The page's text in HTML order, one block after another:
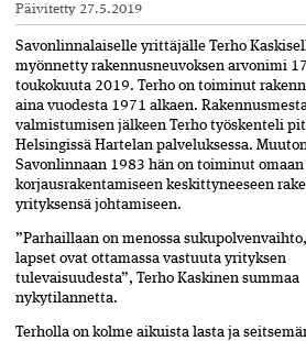
Päivitetty 27.5.2019
Savonlinnalaiselle yrittäjälle Terho
myönnetty rakennusneuvoksen arvonimi
toukokuuta 2019. Terho on toiminut
aina vuodesta 1971 alkaen.
valmistumisen jälkeen Terho työskenteli
Helsingissä Hartelan palveluksessa.
Savonlinnaan 1983 hän on toiminut omaan
korjausrakentamiseen keskittyneeseen
yrityksensä johtamiseen.
”Parhaillaan on menossa
lapset ovat ottamassa vastuuta yrityksen
tulevaisuudesta”, Terho Kaskinen summaa
nykytilannetta.
Terholla on kolme aikuista lasta ja